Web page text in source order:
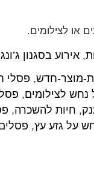
או לצילומים.
, אירוע בסגנון
מוצר-חדש, פסלי
לצילומים,
, חיות להשכרה,
על גזע עץ,